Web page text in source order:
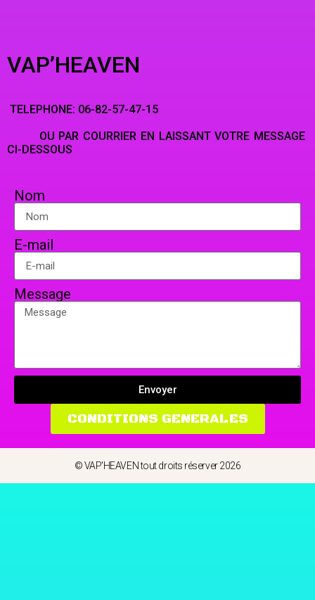
VAP’HEAVEN
TELEPHONE: 06-82-57-47-15
OU PAR COURRIER EN LAISSANT VOTRE MESSAGE
CI-DESSOUS
Nom
E-mail
Message
Envoyer
CONDITIONS GENERALES
© VAP'HEAVEN tout droits réserver 2026